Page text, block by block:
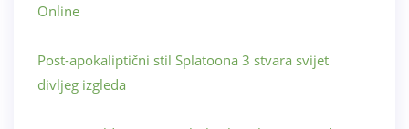
Online
Post-apokaliptični stil Splatoona 3 stvara svijet
divljeg izgleda